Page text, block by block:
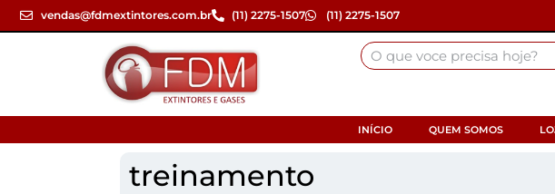
vendas@fdmextintores.com.br (11) 2275-1507 (11) 2275-1507
INÍCIO QUEM SOMOS
treinamento